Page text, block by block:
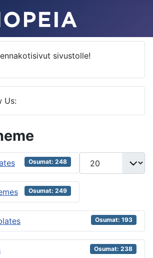
sivustolle!
Us:
Näyttö #
Osumat: 248
Osumat: 249
Osumat: 193
Osumat: 238